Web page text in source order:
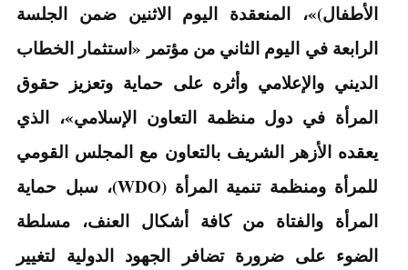
الأطفال)»، المنعقدة اليوم الاثنين ضمن الجلسة
الرابعة في اليوم الثاني من مؤتمر «استثمار الخطاب
الديني والإعلامي وأثره على حماية وتعزيز حقوق
المرأة في دول منظمة التعاون الإسلامي»، الذي
يعقده الأزهر الشريف بالتعاون مع المجلس القومي
للمرأة ومنظمة تنمية المرأة (WDO)، سبل حماية
المرأة والفتاة من كافة أشكال العنف، مسلطة
الضوء على ضرورة تضافر الجهود الدولية لتغيير